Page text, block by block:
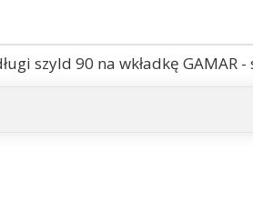
szyld 90 na wkładkę GAMAR